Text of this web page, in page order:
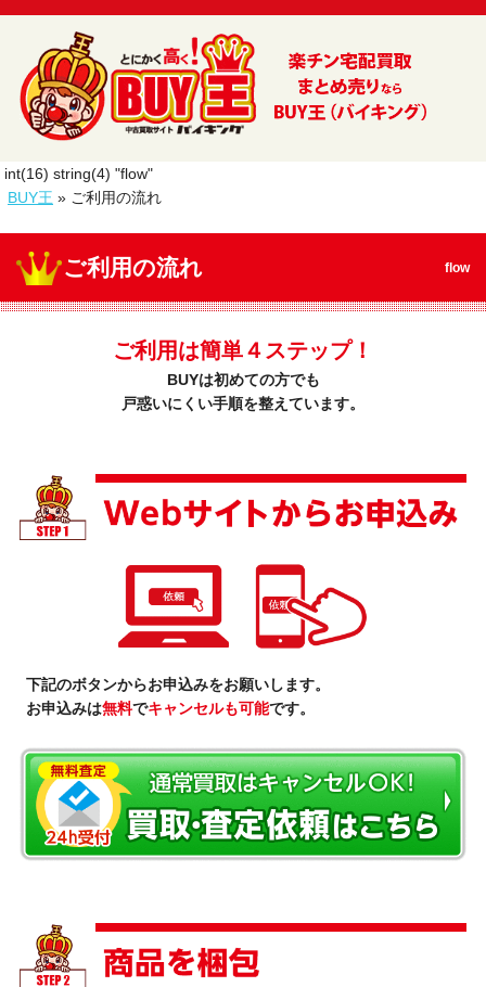
int(16) string(4) "flow"
BUY王 » ご利用の流れ
ご利用の流れ flow
ご利用は簡単４ステップ！
BUYは初めての方でも
戸惑いにくい手順を整えています。
下記のボタンからお申込みをお願いします。
お申込みは無料でキャンセルも可能です。